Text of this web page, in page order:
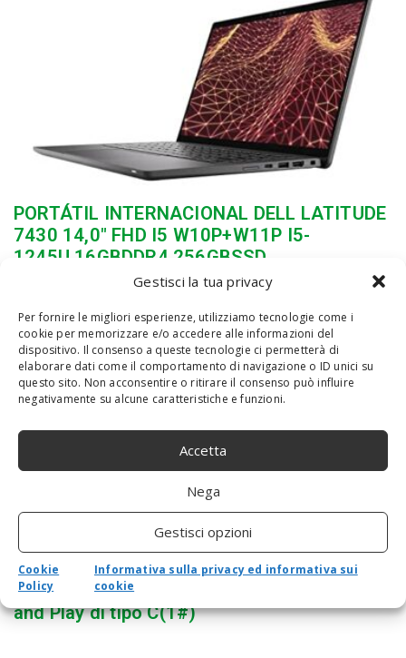
Gestisci la tua privacy
Per fornire le migliori esperienze, utilizziamo tecnologie come i
cookie per memorizzare e/o accedere alle informazioni del
dispositivo. Il consenso a queste tecnologie ci permetterà di
elaborare dati come il comportamento di navigazione o ID unici su
questo sito. Non acconsentire o ritirare il consenso può influire
negativamente su alcune caratteristiche e funzioni.
Accetta
Nega
Gestisci opzioni
Cookie
Policy
Informativa sulla privacy ed informativa sui
cookie
PORTÁTIL INTERNACIONAL DELL LATITUDE
7430 14,0″ FHD I5 W10P+W11P I5-
1245U,16GBDDR4,256GBSSD
Estensione per schermo triplo per laptop da
15″, monitor portatile triplo FHD 1080P IPS
per display a doppio schermo, schermo
triplo pieghevole per laptop da 15″-17″, Plug
and Play di tipo C(1#)